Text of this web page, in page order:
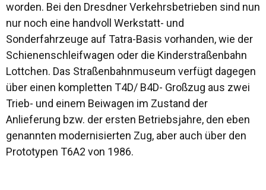
worden. Bei den Dresdner Verkehrsbetrieben sind nun
nur noch eine handvoll Werkstatt- und
Sonderfahrzeuge auf Tatra-Basis vorhanden, wie der
Schienenschleifwagen oder die Kinderstraßenbahn
Lottchen. Das Straßenbahnmuseum verfügt dagegen
über einen kompletten T4D/ B4D- Großzug aus zwei
Trieb- und einem Beiwagen im Zustand der
Anlieferung bzw. der ersten Betriebsjahre, den eben
genannten modernisierten Zug, aber auch über den
Prototypen T6A2 von 1986.